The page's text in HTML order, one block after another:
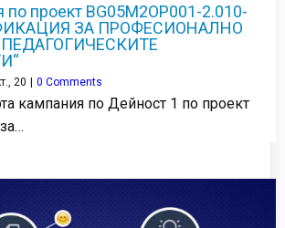
проект BG05M2OP001-2.010-
ЗА ПРОФЕСИОНАЛНО
20 | 0 Comments
кампания по Дейност 1 по проект